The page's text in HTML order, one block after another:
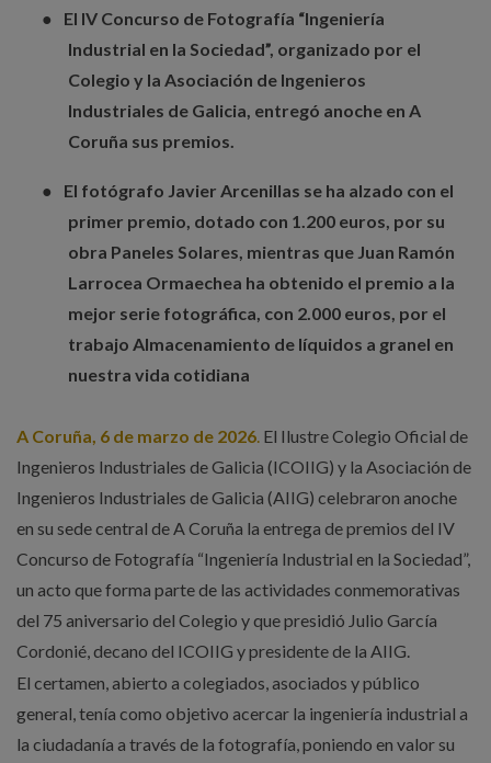
●
El IV Concurso de Fotografía “Ingeniería
Industrial en la Sociedad”, organizado por el
Colegio y la Asociación de Ingenieros
Industriales de Galicia, entregó anoche en A
Coruña sus premios.
●
El fotógrafo Javier Arcenillas se ha alzado con el
primer premio, dotado con 1.200 euros, por su
obra Paneles Solares, mientras que Juan Ramón
Larrocea Ormaechea ha obtenido el premio a la
mejor serie fotográfica, con 2.000 euros, por el
trabajo Almacenamiento de líquidos a granel en
nuestra vida cotidiana
A Coruña, 6 de marzo de 2026. El Ilustre Colegio Oficial de
Ingenieros Industriales de Galicia (ICOIIG) y la Asociación de
Ingenieros Industriales de Galicia (AIIG) celebraron anoche
en su sede central de A Coruña la entrega de premios del IV
Concurso de Fotografía “Ingeniería Industrial en la Sociedad”,
un acto que forma parte de las actividades conmemorativas
del 75 aniversario del Colegio y que presidió Julio García
Cordonié, decano del ICOIIG y presidente de la AIIG.
El certamen, abierto a colegiados, asociados y público
general, tenía como objetivo acercar la ingeniería industrial a
la ciudadanía a través de la fotografía, poniendo en valor su